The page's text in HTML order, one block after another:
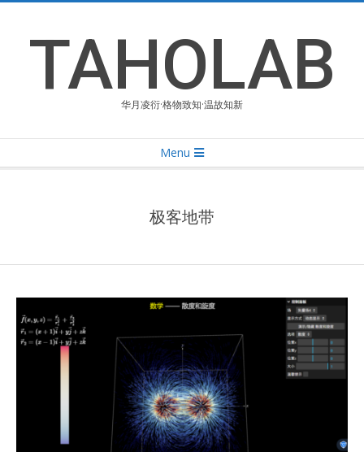
contentTAHOLAB
华月凌衍·格物致知·温故知新
Navigation
Menu
极客地带